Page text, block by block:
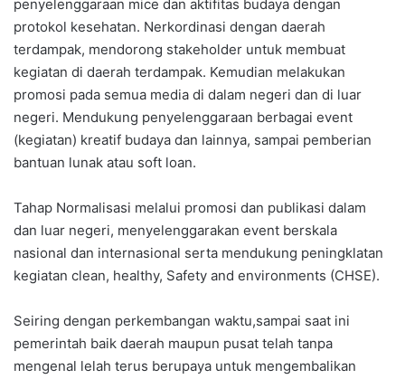
penyelenggaraan mice dan aktifitas budaya dengan
protokol kesehatan. Nerkordinasi dengan daerah
terdampak, mendorong stakeholder untuk membuat
kegiatan di daerah terdampak. Kemudian melakukan
promosi pada semua media di dalam negeri dan di luar
negeri. Mendukung penyelenggaraan berbagai event
(kegiatan) kreatif budaya dan lainnya, sampai pemberian
bantuan lunak atau soft loan.
Tahap Normalisasi melalui promosi dan publikasi dalam
dan luar negeri, menyelenggarakan event berskala
nasional dan internasional serta mendukung peningklatan
kegiatan clean, healthy, Safety and environments (CHSE).
Seiring dengan perkembangan waktu,sampai saat ini
pemerintah baik daerah maupun pusat telah tanpa
mengenal lelah terus berupaya untuk mengembalikan